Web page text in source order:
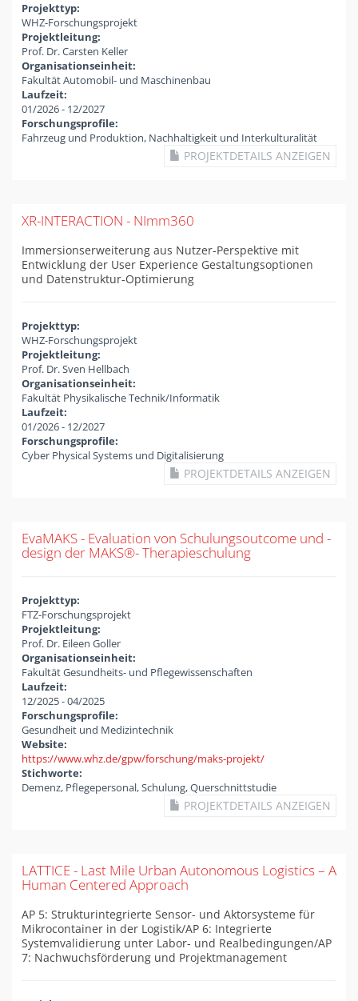
Projekttyp:
WHZ-Forschungsprojekt
Projektleitung:
Prof. Dr. Carsten Keller
Organisationseinheit:
Fakultät Automobil- und Maschinenbau
Laufzeit:
01/2026- 12/2027
Forschungsprofile:
Fahrzeug und Produktion, Nachhaltigkeit und Interkulturalität
PROJEKTDETAILS ANZEIGEN
XR-INTERACTION - NImm360
Immersionserweiterung aus Nutzer-Perspektive mit
Entwicklung der User Experience Gestaltungsoptionen
und Datenstruktur-Optimierung
Projekttyp:
WHZ-Forschungsprojekt
Projektleitung:
Prof. Dr. Sven Hellbach
Organisationseinheit:
Fakultät Physikalische Technik/Informatik
Laufzeit:
01/2026- 12/2027
Forschungsprofile:
Cyber Physical Systems und Digitalisierung
PROJEKTDETAILS ANZEIGEN
EvaMAKS - Evaluation von Schulungsoutcome und -
design der MAKS®-​ Therapieschulung
Projekttyp:
FTZ-Forschungsprojekt
Projektleitung:
Prof. Dr. Eileen Goller
Organisationseinheit:
Fakultät Gesundheits- und Pflegewissenschaften
Laufzeit:
12/2025-04/2025
Forschungsprofile:
Gesundheit und Medizintechnik
Website:
https://www.whz.de/gpw/forschung/maks-projekt/
Stichworte:
Demenz, Pflegepersonal, Schulung, Querschnittstudie
PROJEKTDETAILS ANZEIGEN
LATTICE - Last Mile Urban Autonomous Logistics – A
Human Centered Approach
AP 5: Strukturintegrierte Sensor- und Aktorsysteme für
Mikrocontainer in der Logistik/AP 6: Integrierte
Systemvalidierung unter Labor- und Realbedingungen/AP
7: Nachwuchsförderung und Projektmanagement